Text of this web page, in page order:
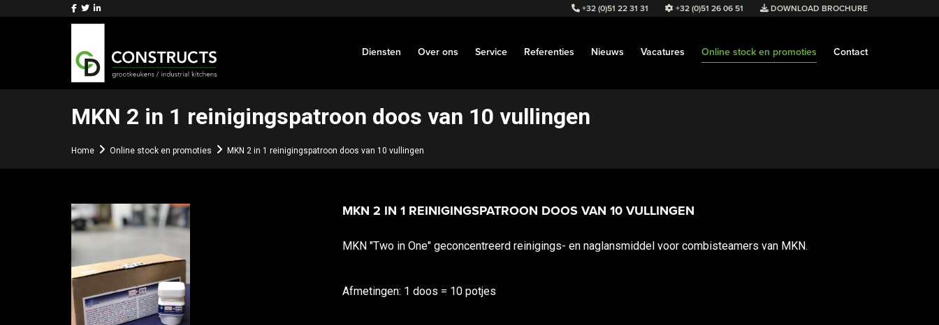
+32 (0)51 22 31 31 +32 (0)51 26 06 51 DOWNLOAD BROCHURE
Diensten Over ons Service Referenties Nieuws Vacatures Online stock en promoties Contact
MKN 2 in 1 reinigingspatroon doos van 10 vullingen
Home Online stock en promoties MKN 2 in 1 reinigingspatroon doos van 10 vullingen
MKN 2 IN 1 REINIGINGSPATROON DOOS VAN 10 VULLINGEN
MKN "Two in One" geconcentreerd reinigings- en naglansmiddel voor combisteamers van MKN.
Afmetingen: 1 doos = 10 potjes